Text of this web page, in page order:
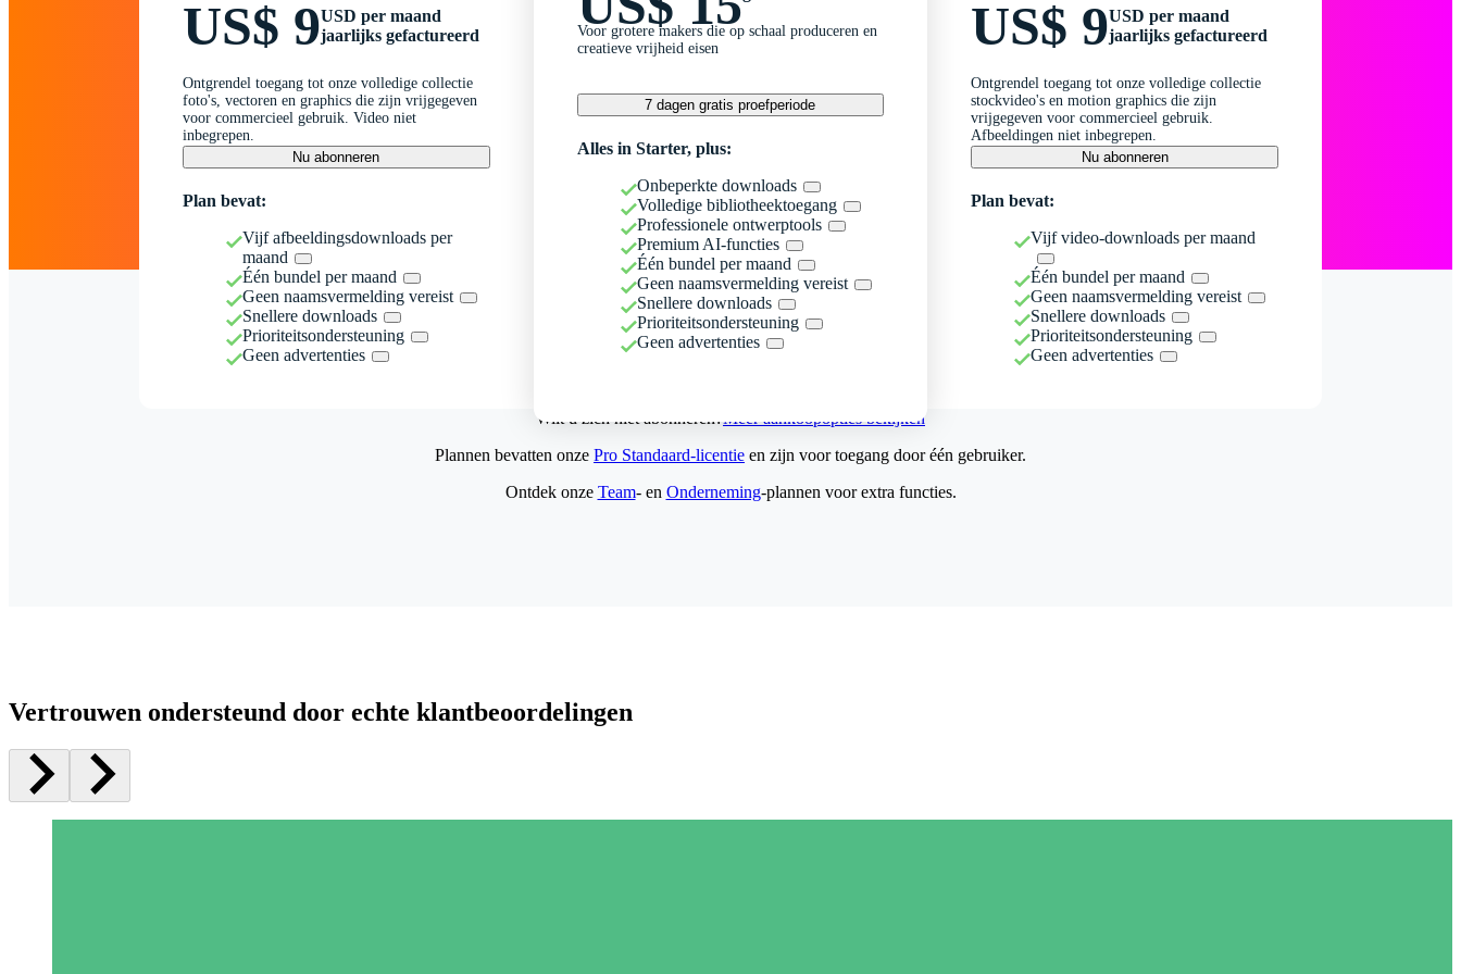
US$ 9USD per maand
jaarlijks gefactureerd
Ontgrendel toegang tot onze volledige collectie
foto's, vectoren en graphics die zijn vrijgegeven
voor commercieel gebruik. Video niet
inbegrepen.
Nu abonneren
Plan bevat:
Vijf afbeeldingsdownloads per
maand
Één bundel per maand
Geen naamsvermelding vereist
Snellere downloads
Prioriteitsondersteuning
Geen advertenties
Voor grotere makers die op schaal produceren en
creatieve vrijheid eisen
7 dagen gratis proefperiode
Alles in Starter, plus:
Onbeperkte downloads
Volledige bibliotheektoegang
Professionele ontwerptools
Premium AI-functies
Één bundel per maand
Geen naamsvermelding vereist
Snellere downloads
Prioriteitsondersteuning
Geen advertenties
US$ 9USD per maand
jaarlijks gefactureerd
Ontgrendel toegang tot onze volledige collectie
stockvideo's en motion graphics die zijn
vrijgegeven voor commercieel gebruik.
Afbeeldingen niet inbegrepen.
Nu abonneren
Plan bevat:
Vijf video-downloads per maand
Één bundel per maand
Geen naamsvermelding vereist
Snellere downloads
Prioriteitsondersteuning
Geen advertenties
Wilt u zich niet abonneren?Meer aankoopopties bekijken
Plannen bevatten onze Pro Standaard-licentie en zijn voor toegang door één gebruiker.
Ontdek onze Team- en Onderneming-plannen voor extra functies.
Vertrouwen ondersteund door echte klantbeoordelingen